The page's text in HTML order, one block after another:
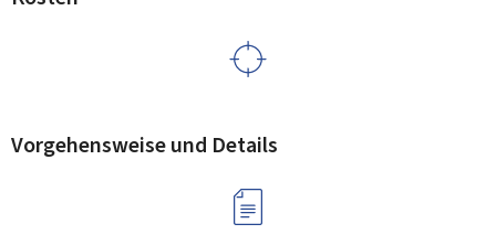
Vorgehensweise und Details